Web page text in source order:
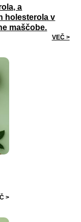
a
holesterola v
maščobe.
VEČ >
>